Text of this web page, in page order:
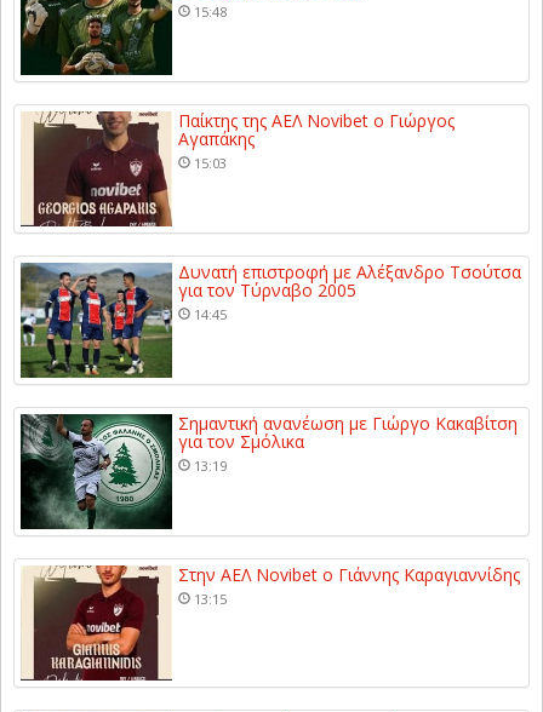
15:48
Παίκτης της ΑΕΛ Novibet ο Γιώργος
Αγαπάκης
15:03
Δυνατή επιστροφή με Αλέξανδρο Τσούτσα
για τον Τύρναβο 2005
14:45
Σημαντική ανανέωση με Γιώργο Κακαβίτση
για τον Σμόλικα
13:19
Στην ΑΕΛ Novibet ο Γιάννης Καραγιαννίδης
13:15